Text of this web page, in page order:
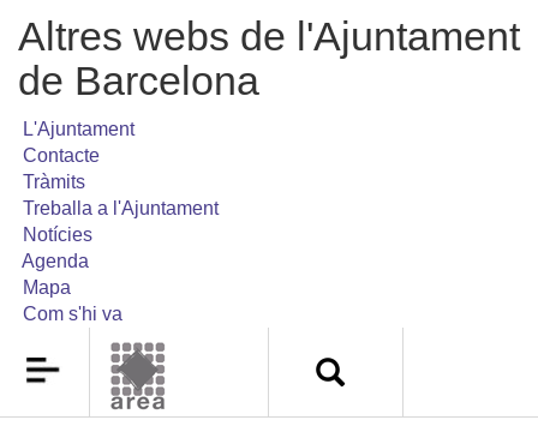
Altres webs de l'Ajuntament
de Barcelona
L'Ajuntament
Contacte
Tràmits
Treballa a l'Ajuntament
Notícies
Agenda
Mapa
Com s'hi va